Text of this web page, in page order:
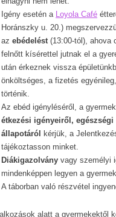
Igény esetén a Loyola Café
Horánszky u. 20.)
az ebédelést (13:00-tól), ahova
felnőtt kísérettel jutnak el a
után érkeznek vissza
önköltséges, a fizetés
történik.
Az ebéd igényléséről, a gyermek
étkezési igényeiről, egészségi
állapotáról
kérjük, a
tájékoztasson minket.
Diákigazolvány vagy személyi
mindenképpen legyen a
A táborban való részvétel
alatt a gyermekektől